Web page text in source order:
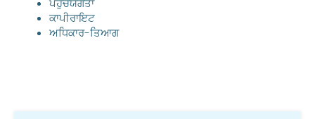
ਪਹੁੰਚਯੋਗਤਾ
ਕਾਪੀਰਾਇਟ
ਅਧਿਕਾਰ-ਤਿਆਗ